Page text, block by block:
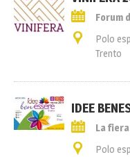
Forum
Polo
Trento
IDEE
La
Polo